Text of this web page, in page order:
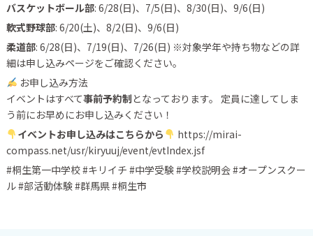
バスケットボール部: 6/28(日)、7/5(日)、8/30(日)、9/6(日)
軟式野球部: 6/20(土)、8/2(日)、9/6(日)
柔道部: 6/28(日)、7/19(日)、7/26(日) ※対象学年や持ち物などの詳
細は申し込みページをご確認ください。
お申し込み方法
イベントはすべて事前予約制 となっております。 定員に達してしま
う前にお早めにお申し込みください！
イベントお申し込みはこちらから
https://mirai-
compass.net/usr/kiryuuj/event/evtIndex.jsf
#桐生第一中学校 #キリイチ #中学受験 #学校説明会 #オープンスクー
ル #部活動体験 #群馬県 #桐生市